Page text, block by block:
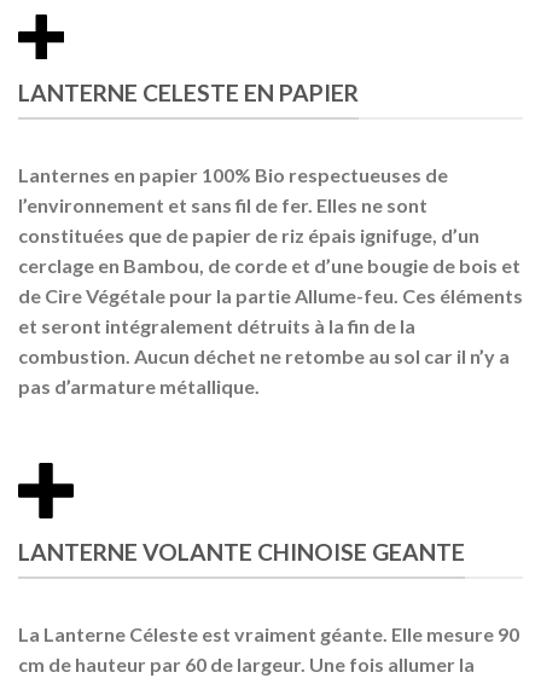
LANTERNE CELESTE EN PAPIER
Lanternes en papier 100% Bio respectueuses de
l’environnement et sans fil de fer. Elles ne sont
constituées que de papier de riz épais ignifuge, d’un
cerclage en Bambou, de corde et d’une bougie de bois et
de Cire Végétale pour la partie Allume-feu. Ces éléments
et seront intégralement détruits à la fin de la
combustion. Aucun déchet ne retombe au sol car il n’y a
pas d’armature métallique.
LANTERNE VOLANTE CHINOISE GEANTE
La Lanterne Céleste est vraiment géante. Elle mesure 90
cm de hauteur par 60 de largeur. Une fois allumer la